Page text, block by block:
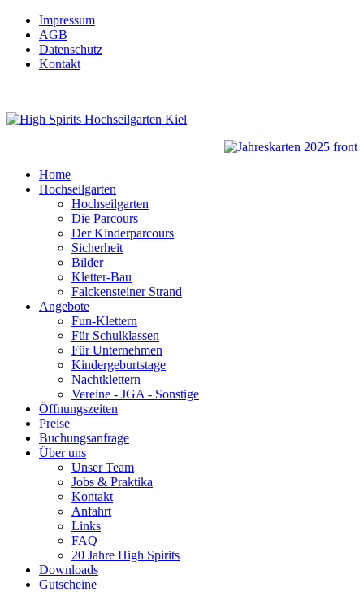
Impressum
AGB
Datenschutz
Kontakt
Home
Hochseilgarten
Hochseilgarten
Die Parcours
Der Kinderparcours
Sicherheit
Bilder
Kletter-Bau
Falckensteiner Strand
Angebote
Fun-Klettern
Für Schulklassen
Für Unternehmen
Kindergeburtstage
Nachtklettern
Vereine - JGA - Sonstige
Öffnungszeiten
Preise
Buchungsanfrage
Über uns
Unser Team
Jobs & Praktika
Kontakt
Anfahrt
Links
FAQ
20 Jahre High Spirits
Downloads
Gutscheine